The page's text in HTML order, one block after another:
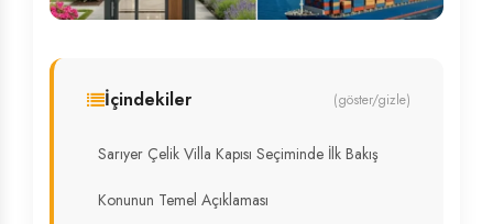
İçindekiler (göster/gizle)
Sarıyer Çelik Villa Kapısı Seçiminde İlk Bakış
Konunun Temel Açıklaması